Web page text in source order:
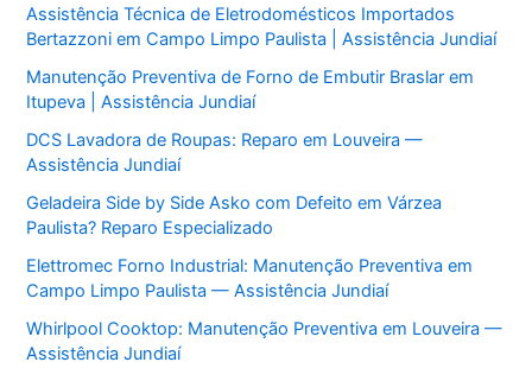
Assistência Técnica de Eletrodomésticos Importados
Bertazzoni em Campo Limpo Paulista | Assistência Jundiaí
Manutenção Preventiva de Forno de Embutir Braslar em
Itupeva | Assistência Jundiaí
DCS Lavadora de Roupas: Reparo em Louveira —
Assistência Jundiaí
Geladeira Side by Side Asko com Defeito em Várzea
Paulista? Reparo Especializado
Elettromec Forno Industrial: Manutenção Preventiva em
Campo Limpo Paulista — Assistência Jundiaí
Whirlpool Cooktop: Manutenção Preventiva em Louveira —
Assistência Jundiaí